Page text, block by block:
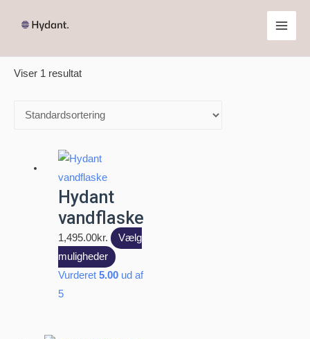
Main
Forside/ Vandflaske
Viser 1 resultat
Hydant
vandflaske
1,495.00kr.
Vælg
muligheder
Dette
vare
Vurderet 5.00ud af
5